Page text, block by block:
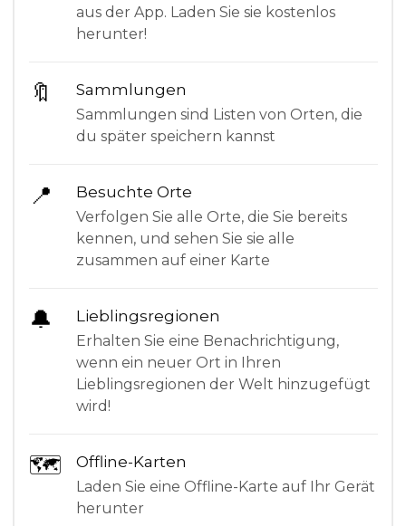
aus der App. Laden Sie sie kostenlos
herunter!
🔖 Sammlungen
Sammlungen sind Listen von Orten, die
du später speichern kannst
📍 Besuchte Orte
Verfolgen Sie alle Orte, die Sie bereits
kennen, und sehen Sie sie alle
zusammen auf einer Karte
🔔 Lieblingsregionen
Erhalten Sie eine Benachrichtigung,
wenn ein neuer Ort in Ihren
Lieblingsregionen der Welt hinzugefügt
wird!
🗺 Offline-Karten
Laden Sie eine Offline-Karte auf Ihr Gerät
herunter